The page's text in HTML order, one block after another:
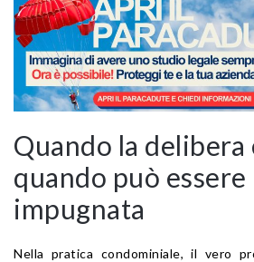
Quando la delibera
quando può essere
impugnata
Nella pratica condominiale, il vero